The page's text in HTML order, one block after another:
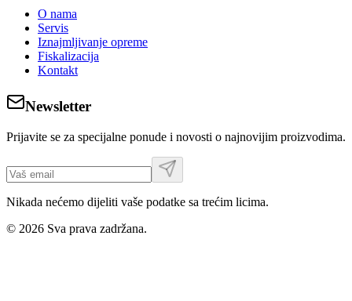
O nama
Servis
Iznajmljivanje opreme
Fiskalizacija
Kontakt
Newsletter
Prijavite se za specijalne ponude i novosti o najnovijim proizvodima.
Nikada nećemo dijeliti vaše podatke sa trećim licima.
© 2026 Sva prava zadržana.